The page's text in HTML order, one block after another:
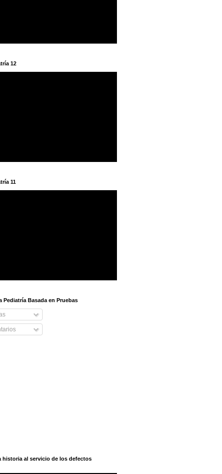
12
11
Pediatría Basada en Pruebas
historia al servicio de los defectos